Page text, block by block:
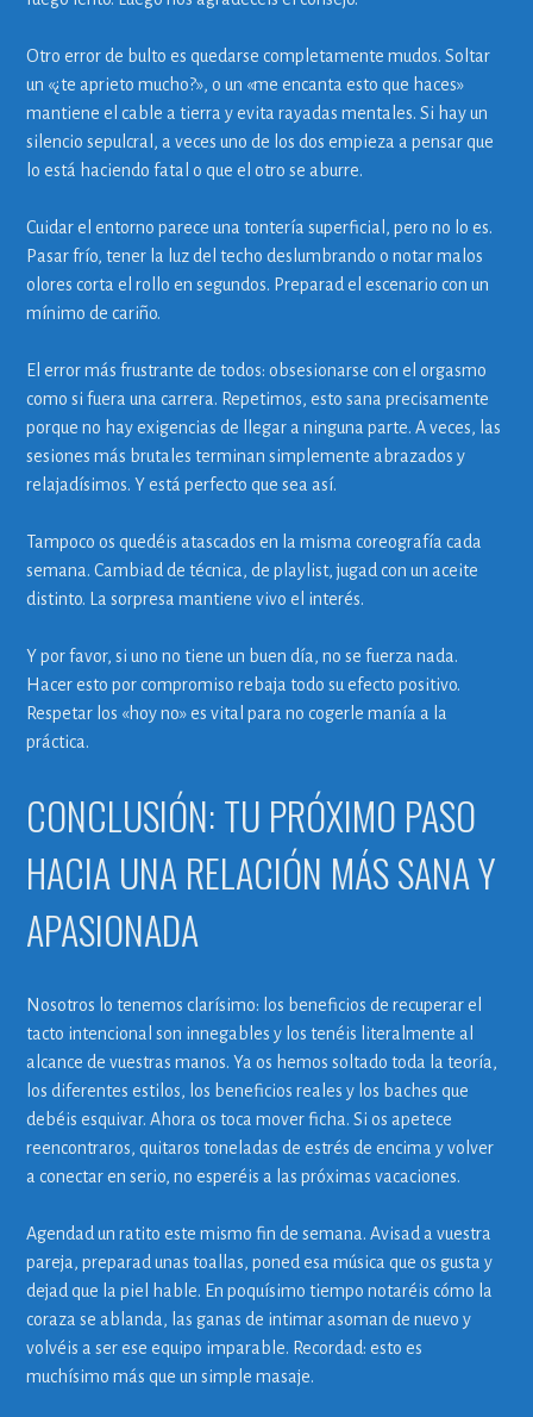
Otro error de bulto es quedarse completamente mudos. Soltar
un «¿te aprieto mucho?», o un «me encanta esto que haces»
mantiene el cable a tierra y evita rayadas mentales. Si hay un
silencio sepulcral, a veces uno de los dos empieza a pensar que
lo está haciendo fatal o que el otro se aburre.
Cuidar el entorno parece una tontería superficial, pero no lo es.
Pasar frío, tener la luz del techo deslumbrando o notar malos
olores corta el rollo en segundos. Preparad el escenario con un
mínimo de cariño.
El error más frustrante de todos: obsesionarse con el orgasmo
como si fuera una carrera. Repetimos, esto sana precisamente
porque no hay exigencias de llegar a ninguna parte. A veces, las
sesiones más brutales terminan simplemente abrazados y
relajadísimos. Y está perfecto que sea así.
Tampoco os quedéis atascados en la misma coreografía cada
semana. Cambiad de técnica, de playlist, jugad con un aceite
distinto. La sorpresa mantiene vivo el interés.
Y por favor, si uno no tiene un buen día, no se fuerza nada.
Hacer esto por compromiso rebaja todo su efecto positivo.
Respetar los «hoy no» es vital para no cogerle manía a la
práctica.
CONCLUSIÓN: TU PRÓXIMO PASO
HACIA UNA RELACIÓN MÁS SANA Y
APASIONADA
Nosotros lo tenemos clarísimo: los beneficios de recuperar el
tacto intencional son innegables y los tenéis literalmente al
alcance de vuestras manos. Ya os hemos soltado toda la teoría,
los diferentes estilos, los beneficios reales y los baches que
debéis esquivar. Ahora os toca mover ficha. Si os apetece
reencontraros, quitaros toneladas de estrés de encima y volver
a conectar en serio, no esperéis a las próximas vacaciones.
Agendad un ratito este mismo fin de semana. Avisad a vuestra
pareja, preparad unas toallas, poned esa música que os gusta y
dejad que la piel hable. En poquísimo tiempo notaréis cómo la
coraza se ablanda, las ganas de intimar asoman de nuevo y
volvéis a ser ese equipo imparable. Recordad: esto es
muchísimo más que un simple masaje.